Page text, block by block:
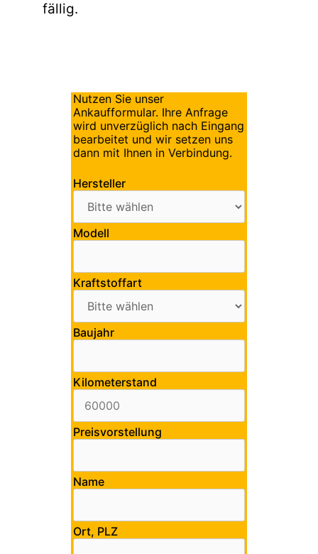
fällig.
Nutzen Sie unser
Ankaufformular. Ihre Anfrage
wird unverzüglich nach Eingang
bearbeitet und wir setzen uns
dann mit Ihnen in Verbindung.
Hersteller
Modell
Kraftstoffart
Baujahr
Kilometerstand
Preisvorstellung
Name
Ort, PLZ